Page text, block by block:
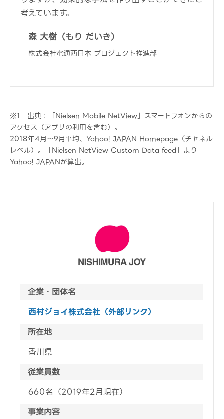
考えています。
森 大樹（もり だいき）
株式会社電通西日本 プロジェクト推進部
※1 出典：「Nielsen Mobile NetView」スマートフォンからの
アクセス（アプリの利用を含む）。
2018年4月〜9月平均、Yahoo! JAPAN Homepage（チャネル
レベル）。「Nielsen NetView Custom Data feed」より
Yahoo! JAPANが算出。
企業・団体名
西村ジョイ株式会社（外部リンク）
所在地
香川県
従業員数
660名（2019年2月現在）
事業内容